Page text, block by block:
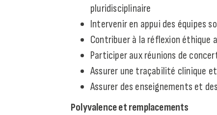
pluridisciplinaire
Intervenir en appui des équipes
Contribuer à la réflexion éthique
Participer aux réunions de
Assurer une traçabilité clinique
Assurer des enseignements et
Polyvalence et remplacements